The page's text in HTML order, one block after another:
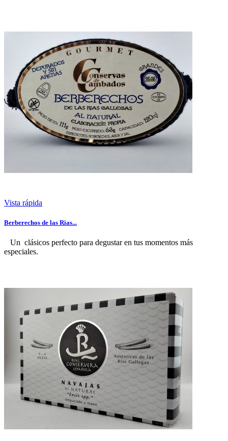
Vista rápida
Berberechos de las Rias...
Un clásicos perfecto para degustar en tus momentos más
especiales.